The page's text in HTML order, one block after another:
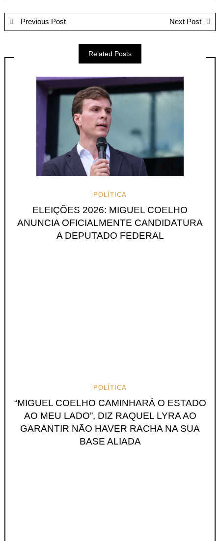
Previous Post Next Post
Related Posts
POLÍTICA
ELEIÇÕES 2026: MIGUEL COELHO
ANUNCIA OFICIALMENTE CANDIDATURA
A DEPUTADO FEDERAL
POLÍTICA
“MIGUEL COELHO CAMINHARÁ O ESTADO
AO MEU LADO”, DIZ RAQUEL LYRA AO
GARANTIR NÃO HAVER RACHA NA SUA
BASE ALIADA